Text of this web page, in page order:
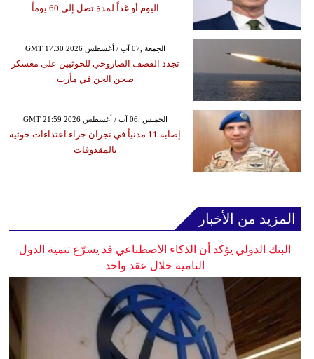
اليوم أو غداً لمدة تصل إلى 60 يوماً
GMT 17:30 2026 الجمعة ,07 آب / أغسطس
تجدد القصف الصاروخي للحوثيين على معسكر
صحن الجن في مأرب
GMT 21:59 2026 الخميس ,06 آب / أغسطس
إصابة 11 مدنياً في نجران جراء اعتداءات حوثية
بالمقذوفات
المزيد من الأخبار
البنك الدولي يؤكد أن الذكاء الاصطناعي قد يسرّع تنمية الدول
النامية خلال عقد واحد